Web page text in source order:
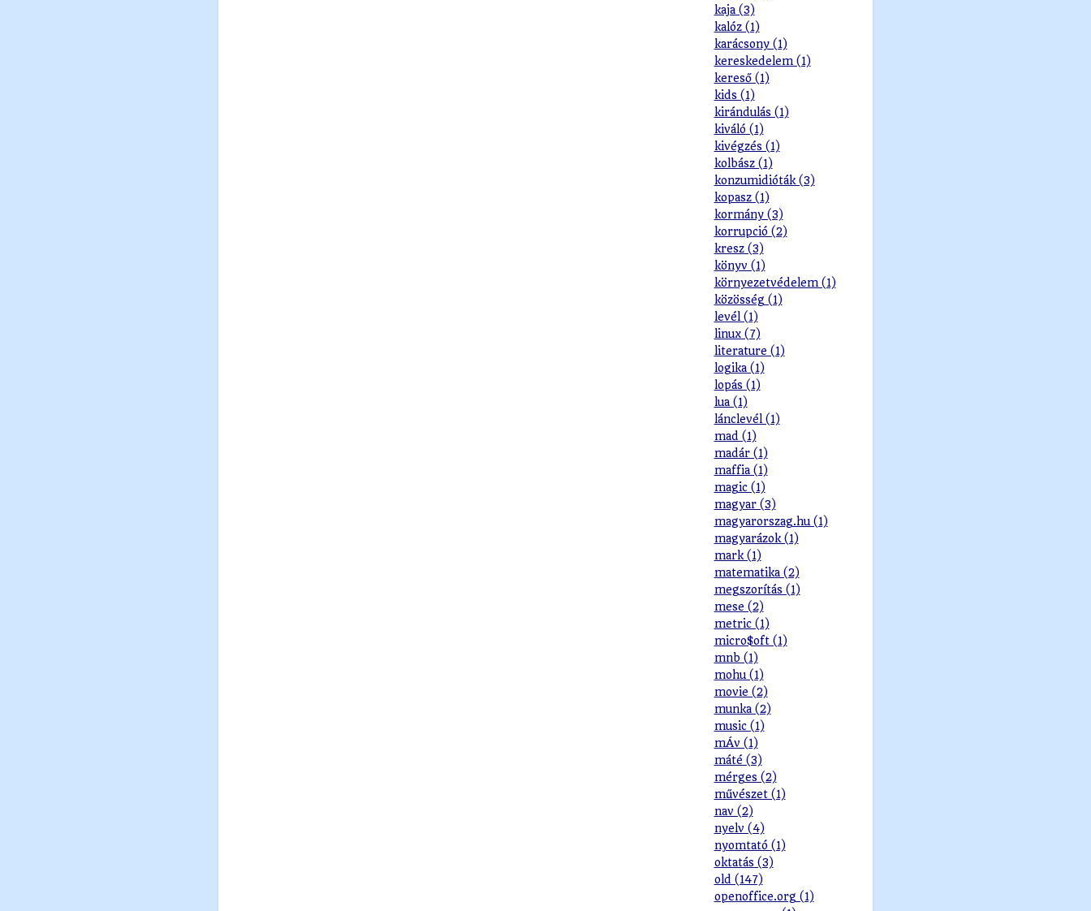
kaja (3)
kalóz (1)
karácsony (1)
kereskedelem (1)
kereső (1)
kids (1)
kirándulás (1)
kiváló (1)
kivégzés (1)
kolbász (1)
konzumidióták (3)
kopasz (1)
kormány (3)
korrupció (2)
kresz (3)
könyv (1)
környezetvédelem (1)
közösség (1)
levél (1)
linux (7)
literature (1)
logika (1)
lopás (1)
lua (1)
lánclevél (1)
mad (1)
madár (1)
maffia (1)
magic (1)
magyar (3)
magyarorszag.hu (1)
magyarázok (1)
mark (1)
matematika (2)
megszorítás (1)
mese (2)
metric (1)
micro$oft (1)
mnb (1)
mohu (1)
movie (2)
munka (2)
music (1)
mÁv (1)
máté (3)
mérges (2)
művészet (1)
nav (2)
nyelv (4)
nyomtató (1)
oktatás (3)
old (147)
openoffice.org (1)